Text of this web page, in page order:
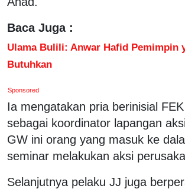
Baca Juga :
Ulama Bulili: Anwar Hafid Pemimpin
Butuhkan
Sponsored
Ia mengatakan pria berinisial
sebagai koordinator lapangan
GW ini orang yang masuk ke
seminar melakukan aksi
Selanjutnya pelaku JJ juga